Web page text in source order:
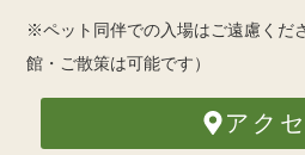
※ペット同伴での入場はご遠慮くだ
館・ご散策は可能です）
アク